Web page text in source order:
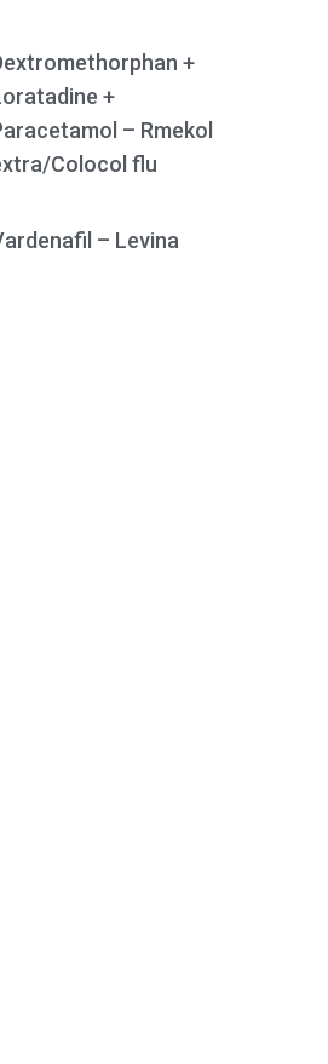
+
+
– Rmekol
Colocol flu
– Levina